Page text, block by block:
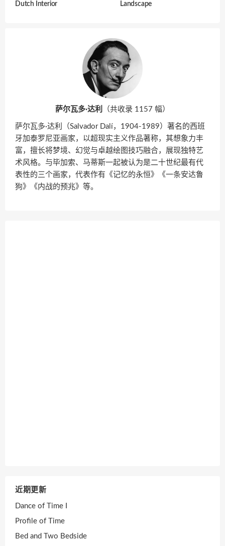
Dutch Interior Landscape
萨尔瓦多·达利 （共收录 1157 幅）
萨尔瓦多·达利（Salvador Dalí，1904-1989）著名的西班
牙加泰罗尼亚画家，以超现实主义作品著称，其想象力丰
富，擅长将梦境、幻觉与卓越绘图技巧融合，展现独特艺
术风格。与毕加索、马蒂斯一起被认为是二十世纪最有代
表性的三个画家，代表作有《记忆的永恒》《一条安达鲁
狗》《内战的预兆》等。
近期更新
Dance of Time I
Profile of Time
Bed and Two Bedside